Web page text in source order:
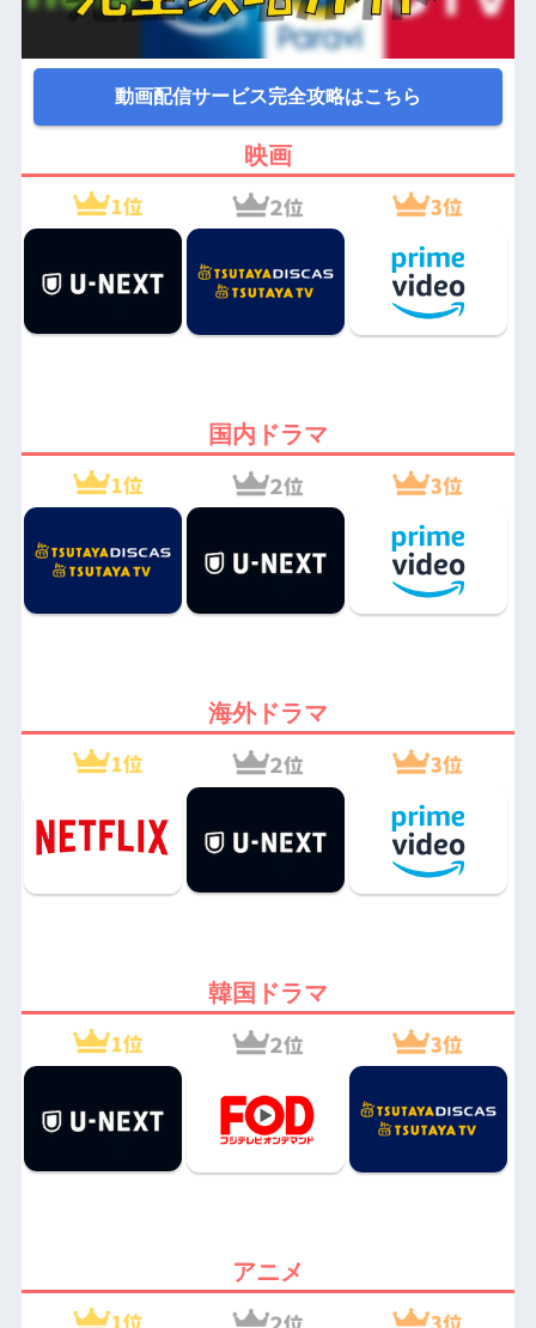
動画配信サービス完全攻略はこちら
映画
国内ドラマ
海外ドラマ
韓国ドラマ
アニメ